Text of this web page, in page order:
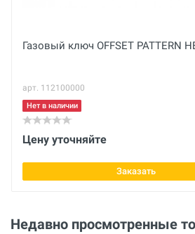
Длина
Вес нетто
кг
Макс. рабочий Ø захвата
Вес брутто
Газовый ключ OFFSET PATTERN
арт. 112100000
Нет в наличии
Цену уточняйте
Заказать
Недавно просмотренные